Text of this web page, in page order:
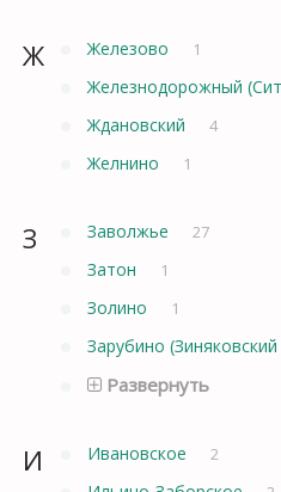
Ж Железово 1
Железнодорожный
Ждановский 4
Желнино 1
З Заволжье 27
Затон 1
Золино 1
Зарубино (Зиняковский
Развернуть
И Ивановское 2